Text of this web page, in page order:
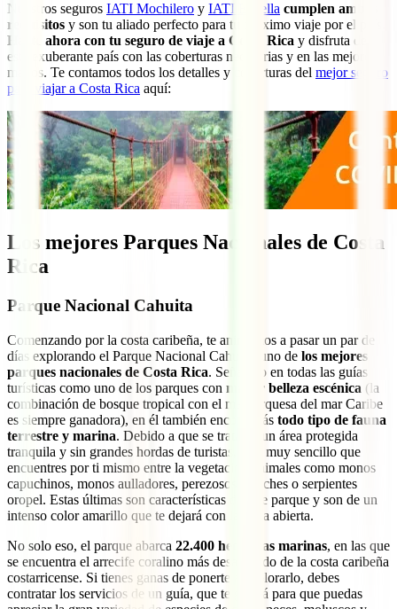
Nuestros seguros IATI Mochilero y IATI Estrella cumplen ambos
requisitos y son tu aliado perfecto para tu próximo viaje por el país.
Hazte ahora con tu seguro de viaje a Costa Rica y disfruta de
este exuberante país con las coberturas necesarias y en las mejores
manos. Te contamos todos los detalles y coberturas del mejor seguro
para viajar a Costa Rica aquí:
Los mejores Parques Nacionales de Costa
Rica
Parque Nacional Cahuita
Comenzando por la costa caribeña, te animamos a pasar un par de
días explorando el Parque Nacional Cahuita, uno de los mejores
parques nacionales de Costa Rica. Señalado en todas las guías
turísticas como uno de los parques con mayor belleza escénica (la
combinación de bosque tropical con el mar turquesa del mar Caribe
es siempre ganadora), en él también encontrarás todo tipo de fauna
terrestre y marina. Debido a que se trata de un área protegida
tranquila y sin grandes hordas de turistas, será muy sencillo que
encuentres por ti mismo entre la vegetación animales como monos
capuchinos, monos aulladores, perezosos, apaches o serpientes
oropel. Estas últimas son características de este parque y son de un
intenso color amarillo que te dejará con la boca abierta.
No solo eso, el parque abarca 22.400 hectáreas marinas, en las que
se encuentra el arrecife coralino más desarollado de la costa caribeña
costarricense. Si tienes ganas de ponerte a explorarlo, debes
contratar los servicios de un guía, que te guiará para que puedas